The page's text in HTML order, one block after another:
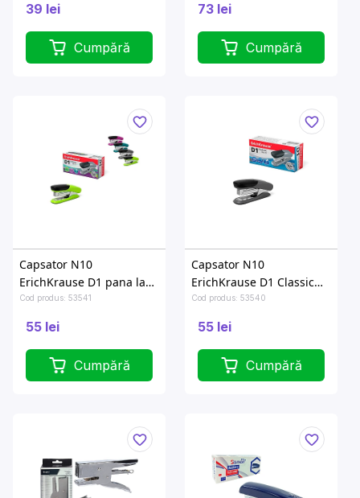
39 lei
Cumpără
73 lei
Cumpără
Capsator N10
ErichKrause D1 pana la
20foi, 4culori
Cod produs: 53541
55 lei
Cumpără
Capsator N10
ErichKrause D1 Classic
pana la 20foi, gri
Cod produs: 53540
55 lei
Cumpără